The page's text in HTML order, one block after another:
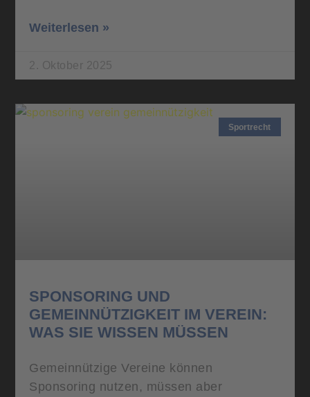
Weiterlesen »
2. Oktober 2025
Sportrecht
SPONSORING UND
GEMEINNÜTZIGKEIT IM VEREIN:
WAS SIE WISSEN MÜSSEN
Gemeinnützige Vereine können
Sponsoring nutzen, müssen aber